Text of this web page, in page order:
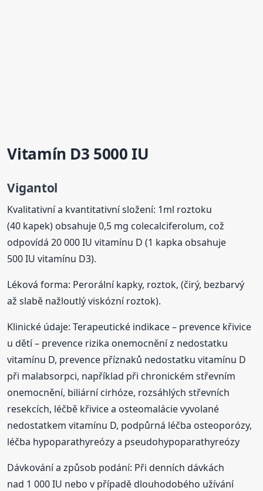
Vitamín D3 5000 IU
Vigantol
Kvalitativní a kvantitativní složení: 1ml roztoku
(40 kapek) obsahuje 0,5 mg colecalciferolum, což
odpovídá 20 000 IU vitamínu D (1 kapka obsahuje
500 IU vitamínu D3).
Léková forma: Perorální kapky, roztok, (čirý, bezbarvý
až slabě nažloutlý viskózní roztok).
Klinické údaje: Terapeutické indikace – prevence křivice
u dětí – prevence rizika onemocnění z nedostatku
vitamínu D, prevence příznaků nedostatku vitamínu D
při malabsorpci, například při chronickém střevním
onemocnění, biliární cirhóze, rozsáhlých střevních
resekcích, léčbě křivice a osteomalácie vyvolané
nedostatkem vitamínu D, podpůrná léčba osteoporózy,
léčba hypoparathyreózy a pseudohypoparathyreózy
Dávkování a způsob podání: Při denních dávkách
nad 1 000 IU nebo v případě dlouhodobého užívání